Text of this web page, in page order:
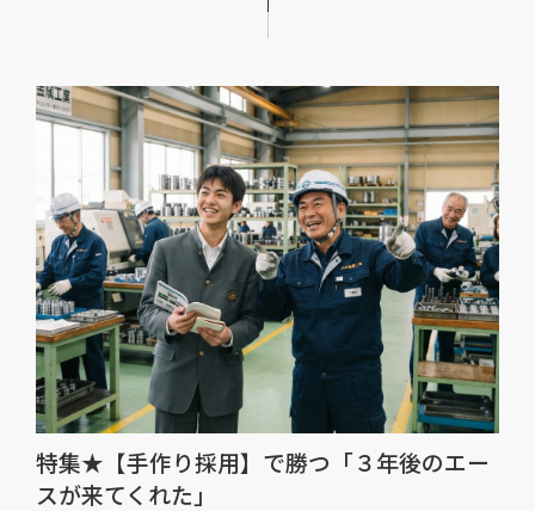
特集★【手作り採用】で勝つ「３年後のエー
スが来てくれた」